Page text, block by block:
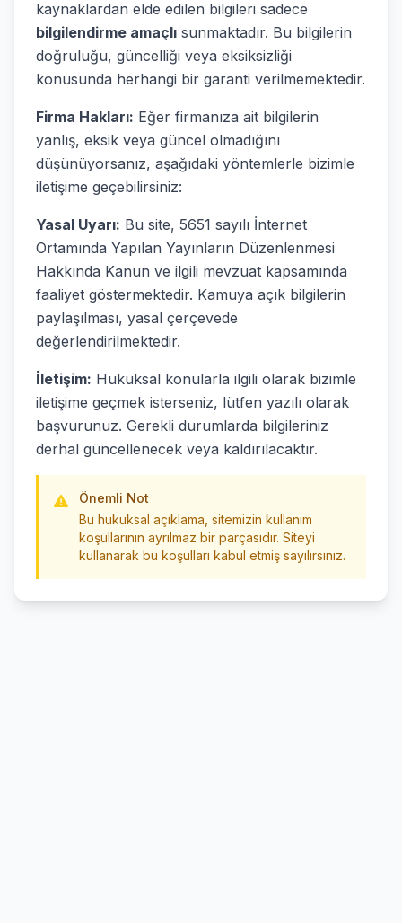
kaynaklardan elde edilen bilgileri sadece
bilgilendirme amaçlı sunmaktadır. Bu bilgilerin
doğruluğu, güncelliği veya eksiksizliği
konusunda herhangi bir garanti verilmemektedir.
Firma Hakları: Eğer firmanıza ait bilgilerin
yanlış, eksik veya güncel olmadığını
düşünüyorsanız, aşağıdaki yöntemlerle bizimle
iletişime geçebilirsiniz:
Yasal Uyarı: Bu site, 5651 sayılı İnternet
Ortamında Yapılan Yayınların Düzenlenmesi
Hakkında Kanun ve ilgili mevzuat kapsamında
faaliyet göstermektedir. Kamuya açık bilgilerin
paylaşılması, yasal çerçevede
değerlendirilmektedir.
İletişim: Hukuksal konularla ilgili olarak bizimle
iletişime geçmek isterseniz, lütfen yazılı olarak
başvurunuz. Gerekli durumlarda bilgileriniz
derhal güncellenecek veya kaldırılacaktır.
Önemli Not
Bu hukuksal açıklama, sitemizin kullanım
koşullarının ayrılmaz bir parçasıdır. Siteyi
kullanarak bu koşulları kabul etmiş sayılırsınız.